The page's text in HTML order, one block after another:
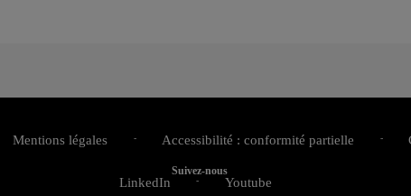
Mentions légales Accessibilité : conformité partielle
Suivez-nous
LinkedIn Youtube